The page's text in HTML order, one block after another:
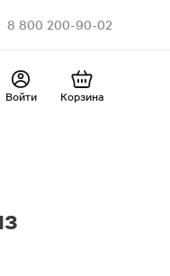
8 800 200-90-02
Войти Корзина